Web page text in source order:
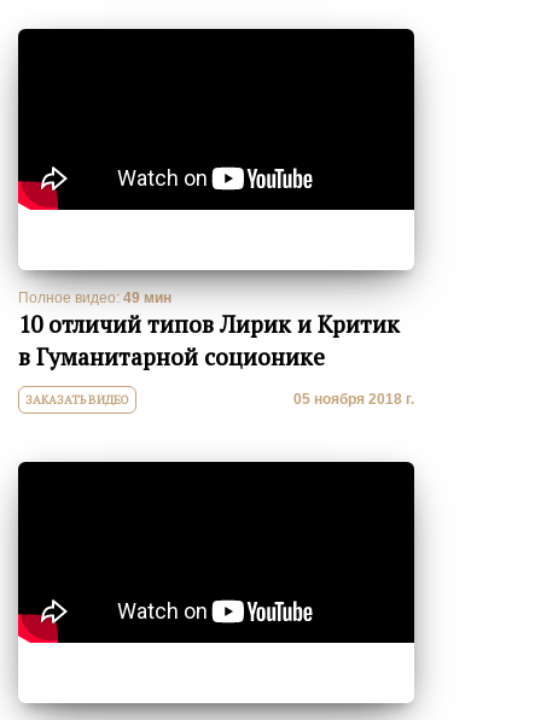
Полное видео: 49 мин
10 отличий типов Лирик и Критик
в Гуманитарной соционике
ЗАКАЗАТЬ ВИДЕО 05 ноября 2018 г.